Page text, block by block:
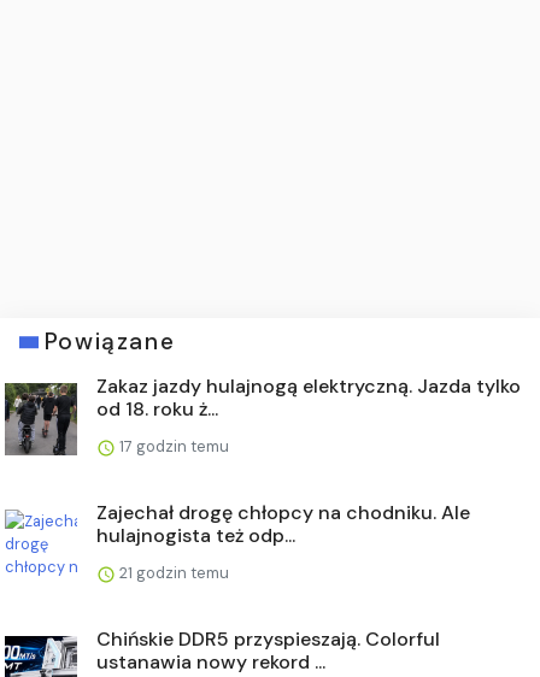
Powiązane
Zakaz jazdy hulajnogą elektryczną. Jazda tylko
od 18. roku ż...
17 godzin temu
Zajechał drogę chłopcy na chodniku. Ale
hulajnogista też odp...
21 godzin temu
Chińskie DDR5 przyspieszają. Colorful
ustanawia nowy rekord ...